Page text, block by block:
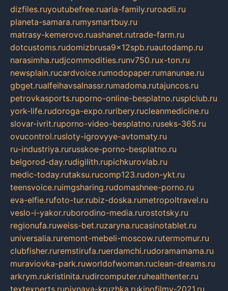
dizfiles.ruyoutubefree.ruaria-family.ruroadli.ru
planeta-samara.rumysmartbuy.ru
matrasy-kemerovo.ruashanet.rutrade-farm.ru
dotcustoms.rudomizbrusa9x12spb.ruautodamp.ru
narasimha.rudjcommodities.runv750.rux-ton.ru
newsplain.rucardvoice.rumodopaper.rumanunae.ru
gbget.rualfeihavsalnassr.rumadoma.rutajuncos.ru
petrovkasports.ruporno-online-besplatno.rusplclub.ru
york-life.rudoroga-expo.ruribery.rucleanmedicine.ru
slovar-ivrit.ruporno-video-besplatno.ruseks-365.ru
ovucontrol.rusloty-igrovyye-avtomaty.ru
ru-industriya.rurusskoe-porno-besplatno.ru
belgorod-day.rudigilith.rupichkurovlab.ru
medic-today.rutaksu.rucomp123.rudon-ykt.ru
teensvoice.ruimgsharing.rudomashnee-porno.ru
eva-elfie.rufoto-tur.rubiz-doska.rumetropoltravel.ru
veslo-i-yakor.ruborodino-media.rurostotsky.ru
regionufa.ruweiss-bet.ruzaryna.rucasinotablet.ru
universalia.ruremont-mebeli-moscow.rutermomur.ru
clubfisher.ruremstirufa.ruerdamchi.rudoramamama.ru
muraviovka-park.ruworldofwoman.ruclean-dreams.ru
arkrym.rukristinita.rudircomputer.ruhealthenter.ru
textexperts.rupivnaya-kruzhka.rukinofilmy-2021.ru